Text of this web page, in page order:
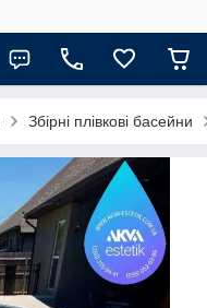
Збірні плівкові басейни